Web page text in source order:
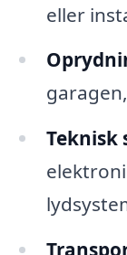
eller
Teknisk